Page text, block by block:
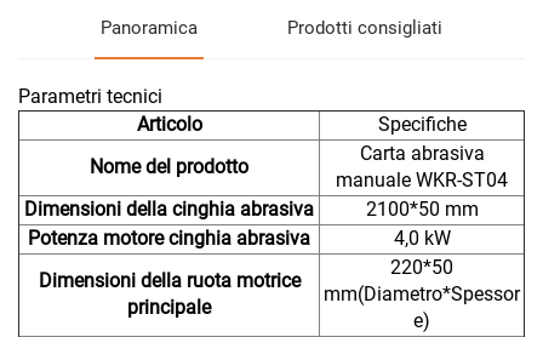
Panoramica Prodotti consigliati
Parametri tecnici
Articolo
Specifiche
Nome del prodotto
Carta abrasiva
manuale WKR-ST04
Dimensioni della cinghia abrasiva
2100*50 mm
Potenza motore cinghia abrasiva
4,0 kW
Dimensioni della ruota motrice
principale
220*50
mm(Diametro*Spessor
e)